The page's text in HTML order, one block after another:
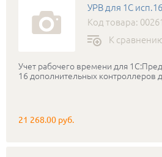
УРВ для 1С исп.16
Код товара:
К
Учет рабочего времени для
16 дополнительных контроллеров
21 268.00 руб.